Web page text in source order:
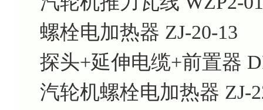
螺栓电加热器 ZJ-20-13
探头+延伸电缆+前置器
汽轮机螺栓电加热器 ZJ-